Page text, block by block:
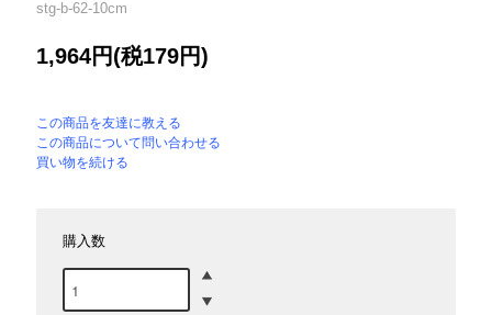
stg-b-62-10cm
1,964円(税179円)
この商品を友達に教える
この商品について問い合わせる
買い物を続ける
購入数